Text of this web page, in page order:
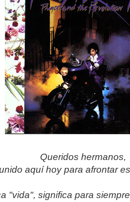
Queridos hermanos,
aquí hoy para afrontar
"vida", significa para